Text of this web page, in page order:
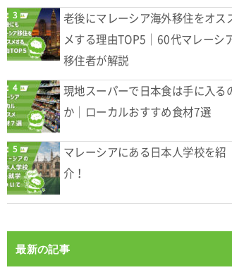
老後にマレーシア海外移住をオス
メする理由TOP5｜60代マレーシ
移住者が解説
現地スーパーで日本食は手に入る
か｜ローカルおすすめ食材7選
マレーシアにある日本人学校を紹
介！
最新の記事